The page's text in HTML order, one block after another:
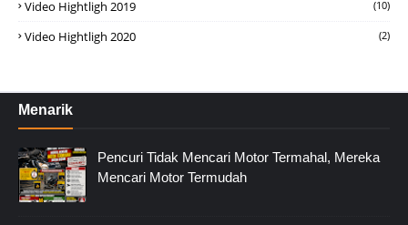
Video Hightligh 2019 (10)
Video Hightligh 2020 (2)
Menarik
Pencuri Tidak Mencari Motor Termahal, Mereka
Mencari Motor Termudah